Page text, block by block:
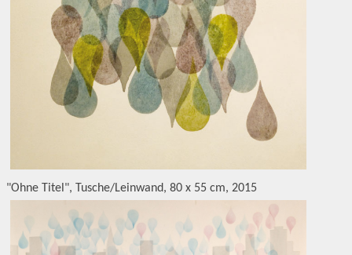
"Ohne Titel", Tusche/Leinwand, 80 x 55 cm, 2015